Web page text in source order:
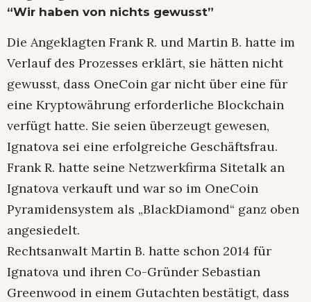
“Wir haben von nichts gewusst”
Die Angeklagten Frank R. und Martin B. hatte im
Verlauf des Prozesses erklärt, sie hätten nicht
gewusst, dass OneCoin gar nicht über eine für
eine Kryptowährung erforderliche Blockchain
verfügt hatte. Sie seien überzeugt gewesen,
Ignatova sei eine erfolgreiche Geschäftsfrau.
Frank R. hatte seine Netzwerkfirma Sitetalk an
Ignatova verkauft und war so im OneCoin
Pyramidensystem als „BlackDiamond“ ganz oben
angesiedelt.
Rechtsanwalt Martin B. hatte schon 2014 für
Ignatova und ihren Co-Gründer Sebastian
Greenwood in einem Gutachten bestätigt, dass